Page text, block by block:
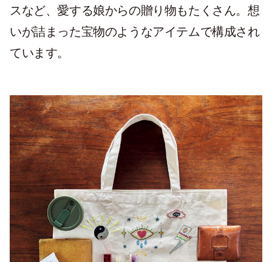
スなど、愛する娘からの贈り物もたくさん。想
いが詰まった宝物のようなアイテムで構成され
ています。